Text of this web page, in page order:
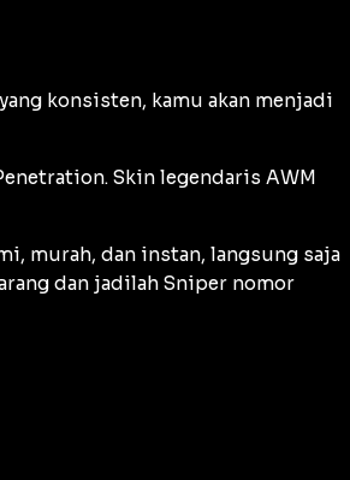
konsisten, kamu akan menjadi
. Skin legendaris AWM
murah, dan instan, langsung saja
dan jadilah Sniper nomor